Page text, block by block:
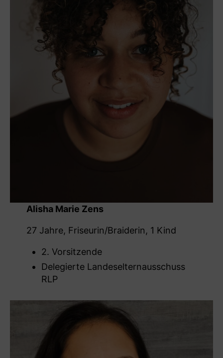
Alisha Marie Zens
27 Jahre, Friseurin/Braiderin, 1 Kind
2. Vorsitzende
Delegierte Landeselternausschuss
RLP